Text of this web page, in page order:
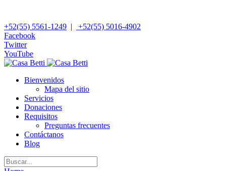
+52(55) 5561-1249 |
+52(55) 5016-4902
Facebook
Twitter
YouTube
Bienvenidos
Mapa del sitio
Servicios
Donaciones
Requisitos
Preguntas frecuentes
Contáctanos
Blog